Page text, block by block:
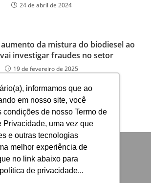
informamos que ao
em nosso site, você
condições de nosso Termo de
Privacidade, uma vez que
e outras tecnologias
melhor experiência de
no link abaixo para
de privacidade...
24 de abril de 2024
da mistura do biodiesel ao
investigar fraudes no setor
19 de fevereiro de 2025